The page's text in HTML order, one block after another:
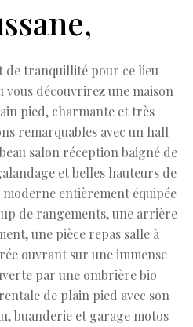
de tranquillité pour ce lieu
découvrirez une maison
pied, charmante et très
remarquables avec un hall
salon réception baigné de
et belles hauteurs de
entièrement équipée
de rangements, une arrière
une pièce repas salle à
ouvrant sur une immense
par une ombrière bio
de plain pied avec son
buanderie et garage motos